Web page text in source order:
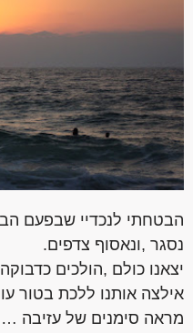
הבטחתי לנכדיי שבפעם
נסגר ,ונאסוף צדפים.
יצאנו כולם ,הולכים
אילצה אותנו ללכת בטור
מראה סימנים של עזיבה …